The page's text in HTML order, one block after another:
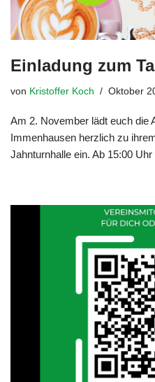
Einladung zum
von Kristoffer Koch Oktober
Am 2. November lädt euch die
Immenhausen herzlich zu
Jahnturnhalle ein. Ab 15:00